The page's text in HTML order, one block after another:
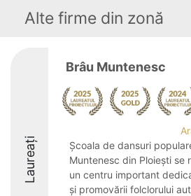
Alte firme din zonă
Laureați
Brâu Muntenesc
Școala de dansuri
Muntenesc din Ploiești se
un centru important
și promovării folclorului